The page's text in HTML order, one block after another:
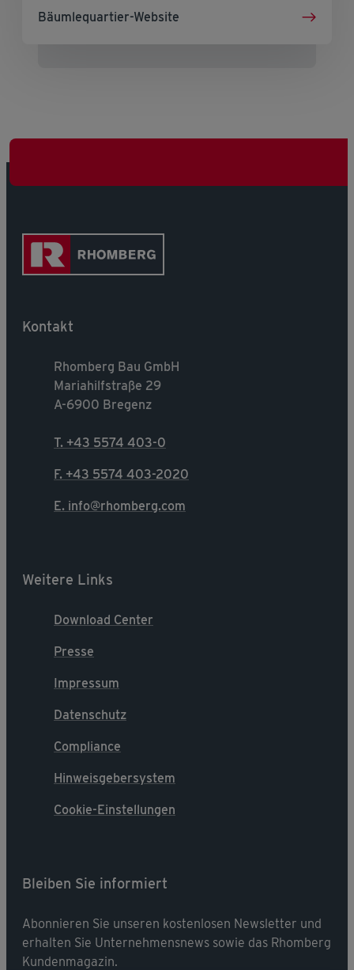
Bäumlequartier-Website
Kontakt
Rhomberg Bau GmbH
Mariahilfstraße 29
A-6900 Bregenz
T. +43 5574 403-0
F. +43 5574 403-2020
E. info@rhomberg.com
Weitere Links
Download Center
Presse
Impressum
Datenschutz
Compliance
Hinweisgebersystem
Cookie-Einstellungen
Bleiben Sie informiert
Abonnieren Sie unseren kostenlosen Newsletter und
erhalten Sie Unternehmensnews sowie das Rhomberg
Kundenmagazin.